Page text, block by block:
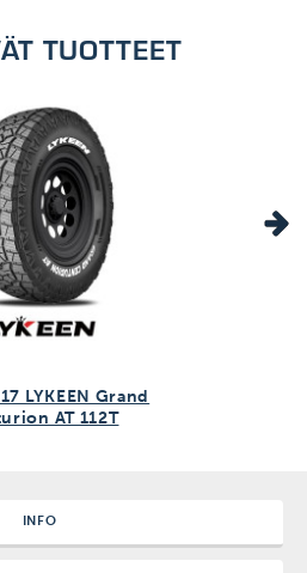
TUOTTEET
LYKEEN Grand
AT 112T
INFO